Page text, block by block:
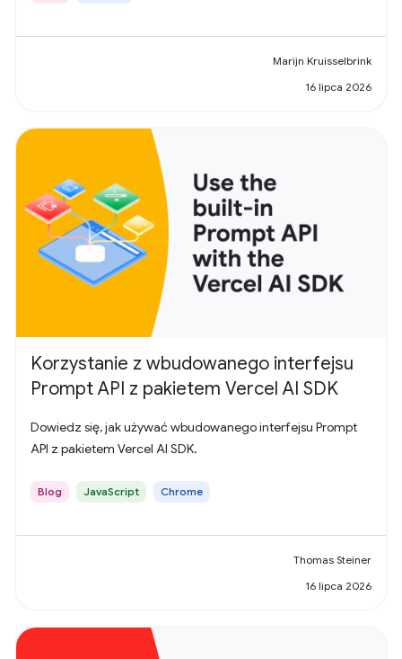
Marijn Kruisselbrink
16 lipca 2026
Korzystanie z wbudowanego interfejsu
Prompt API z pakietem Vercel AI SDK
Dowiedz się, jak używać wbudowanego interfejsu Prompt
API z pakietem Vercel AI SDK.
Blog JavaScript Chrome
Thomas Steiner
16 lipca 2026